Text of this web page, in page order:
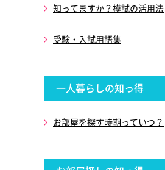
知ってますか？模試の活用法
受験・入試用語集
一人暮らしの知っ得
お部屋を探す時期っていつ？